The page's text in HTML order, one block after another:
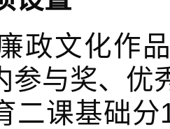
政文化作
参与奖、优
二课基础